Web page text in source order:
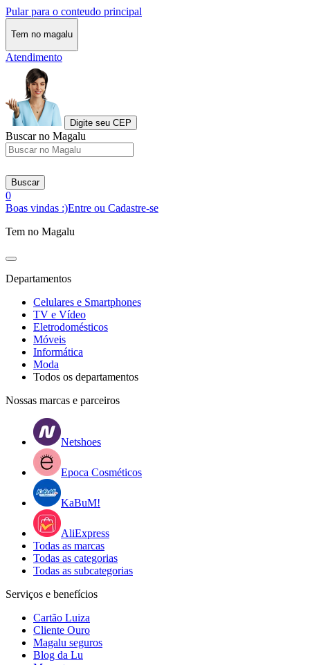
Pular para o conteudo principal
Tem no magalu
Atendimento
Digite seu CEP
Buscar no Magalu
Buscar
0
Boas vindas :)Entre ou Cadastre-se
Tem no Magalu
Departamentos
Celulares e Smartphones
TV e Vídeo
Eletrodomésticos
Móveis
Informática
Moda
Todos os departamentos
Nossas marcas e parceiros
Netshoes
Epoca Cosméticos
KaBuM!
AliExpress
Todas as marcas
Todas as categorias
Todas as subcategorias
Serviços e benefícios
Cartão Luiza
Cliente Ouro
Magalu seguros
Blog da Lu